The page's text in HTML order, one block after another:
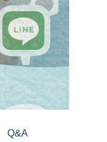
Q&A